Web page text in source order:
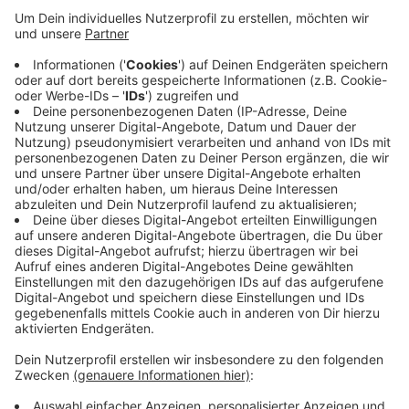
In Krefeld haben sich heute 13 Menschen neu mit dem
Viurs angesteckt. Der Kreis Viersen meldet 20
Neuinfektionen. Dort liegt die Inzidenz heute bei 24
und damit auf dem Niveau von gestern. In Krefeld liegt
die Inzidenz heute bei 43. Damit liegt der ganze
Niederrhhein deutlich unter der landesweiten Corona-
Inzidenz. Die beträgt heute 51.
Anzeige